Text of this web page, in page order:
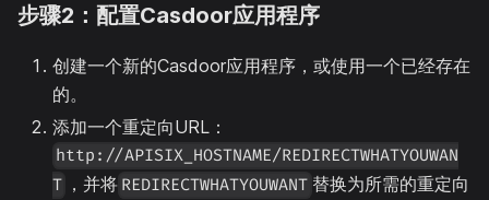
步骤2：配置Casdoor应用程序
创建一个新的Casdoor应用程序，或使用一个已经存在
的。
添加一个重定向URL：
http://APISIX_HOSTNAME/REDIRECTWHATYOUWAN
T ，并将 REDIRECTWHATYOUWANT 替换为所需的重定向